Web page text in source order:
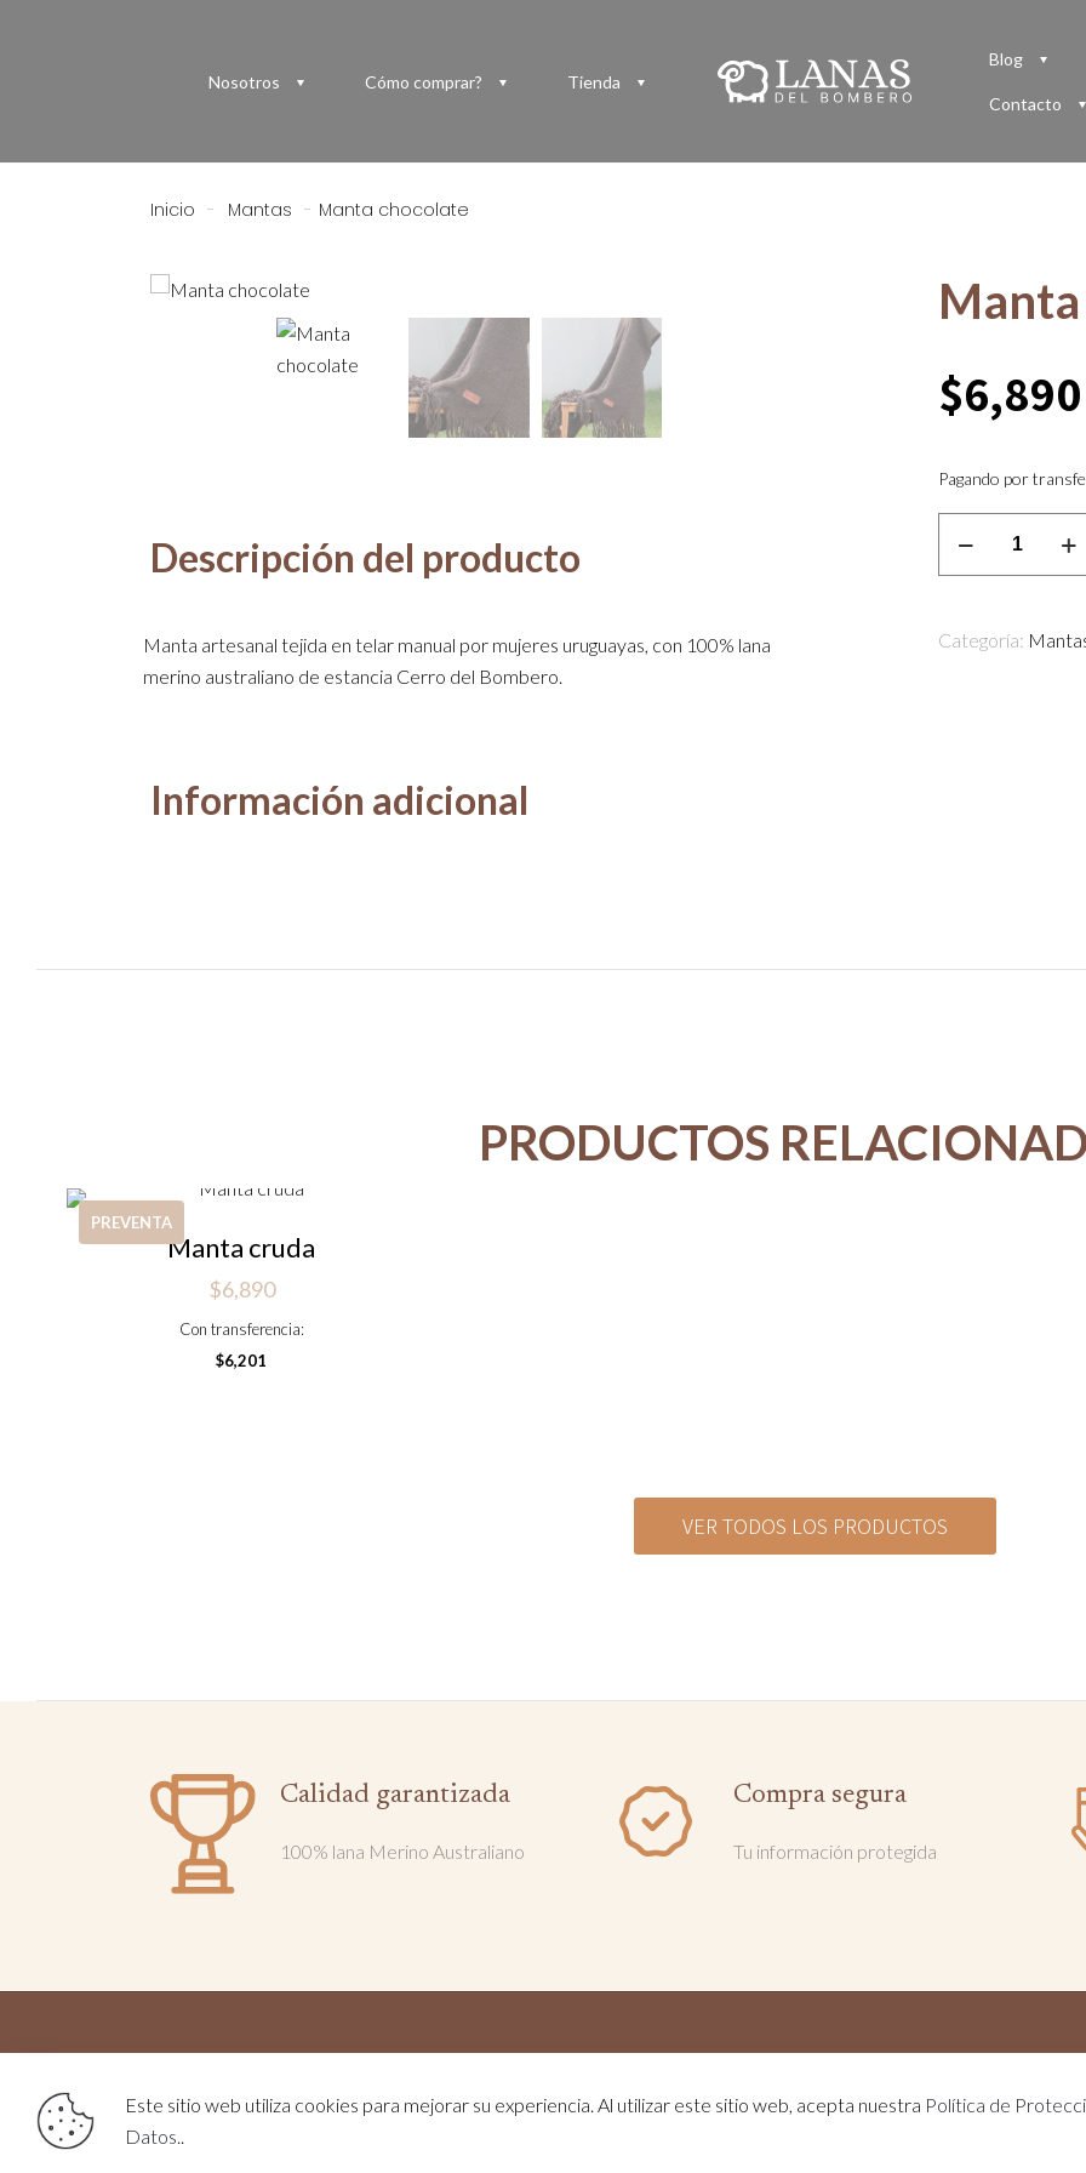
Nosotros Cómo comprar? Tienda
Blog
Contacto
Inicio - Mantas - Manta chocolate
Descripción del producto
Manta artesanal tejida en telar manual por mujeres uruguayas, con 100% lana
merino australiano de estancia Cerro del Bombero.
Información adicional
$6,890
Pagando por
chocolate
Categoría:
PRODUCTOS
PREVENTA
Manta cruda
$6,890
Con transferencia:
$6,201
VER TODOS LOS PRODUCTOS
Calidad garantizada
100% lana Merino Australiano
Compra segura
Tu información protegida
Este sitio web utiliza cookies para mejorar su experiencia. Al utilizar este sitio web, acepta nuestra Política de
Datos..